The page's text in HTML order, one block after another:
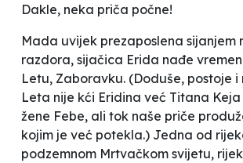
Dakle, neka priča počne!
Mada uvijek prezaposlena sijanjem
razdora, sijačica Erida nađe
Letu, Zaboravku. (Doduše, postoje i
Leta nije kći Eridina već Titana
žene Febe, ali tok naše priče
kojim je već potekla.) Jedna od
podzemnom Mrtvačkom svijetu,